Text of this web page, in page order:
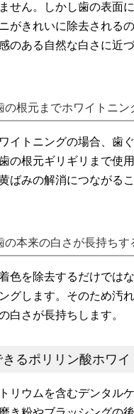
せん。しかし歯の表面
がきれいに除去される
のある自然な白さに近
の根元までホワイトニン
イトニングの場合、歯
の根元ギリギリまで使
ばみの解消につながる
の本来の白さが長持ちす
色を除去するだけでは
グします。そのため汚
白さが長持ちします。
きるポリリン酸ホワ
リウムを含むデンタル